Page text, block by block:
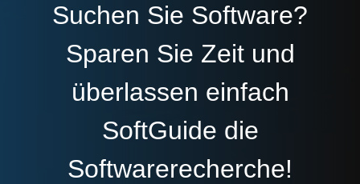
Suchen Sie Software?
Sparen Sie Zeit und
überlassen einfach
SoftGuide die
Softwarerecherche!